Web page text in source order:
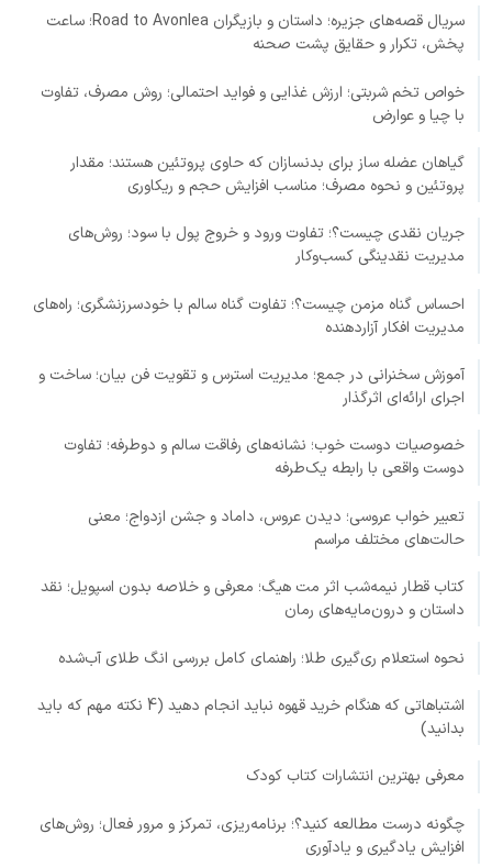
سریال قصه‌های جزیره؛ داستان و بازیگران Road to Avonlea؛ ساعت
پخش، تکرار و حقایق پشت صحنه
خواص تخم شربتی؛ ارزش غذایی و فواید احتمالی؛ روش مصرف، تفاوت
با چیا و عوارض
گیاهان عضله ساز برای بدنسازان که حاوی پروتئین هستند؛ مقدار
پروتئین و نحوه مصرف؛ مناسب افزایش حجم و ریکاوری
جریان نقدی چیست؟؛ تفاوت ورود و خروج پول با سود؛ روش‌های
مدیریت نقدینگی کسب‌وکار
احساس گناه مزمن چیست؟؛ تفاوت گناه سالم با خودسرزنشگری؛ راه‌های
مدیریت افکار آزاردهنده
آموزش سخنرانی در جمع؛ مدیریت استرس و تقویت فن بیان؛ ساخت و
اجرای ارائه‌ای اثرگذار
خصوصیات دوست خوب؛ نشانه‌های رفاقت سالم و دوطرفه؛ تفاوت
دوست واقعی با رابطه یک‌طرفه
تعبیر خواب عروسی؛ دیدن عروس، داماد و جشن ازدواج؛ معنی
حالت‌های مختلف مراسم
کتاب قطار نیمه‌شب اثر مت هیگ؛ معرفی و خلاصه بدون اسپویل؛ نقد
داستان و درون‌مایه‌های رمان
نحوه استعلام ری‌گیری طلا؛ راهنمای کامل بررسی انگ طلای آب‌شده
اشتباهاتی که هنگام خرید قهوه نباید انجام دهید (4 نکته مهم که باید
بدانید)
معرفی بهترین انتشارات کتاب کودک
چگونه درست مطالعه کنید؟؛ برنامه‌ریزی، تمرکز و مرور فعال؛ روش‌های
افزایش یادگیری و یادآوری